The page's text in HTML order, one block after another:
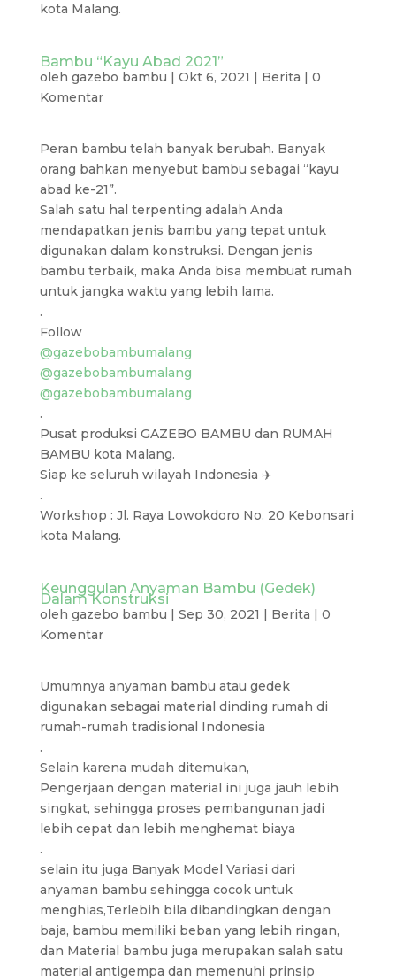
kota Malang.
Bambu “Kayu Abad 2021”
oleh gazebo bambu | Okt 6, 2021 | Berita | 0
Komentar
Peran bambu telah banyak berubah. Banyak
orang bahkan menyebut bambu sebagai “kayu
abad ke-21”.
Salah satu hal terpenting adalah Anda
mendapatkan jenis bambu yang tepat untuk
digunakan dalam konstruksi. Dengan jenis
bambu terbaik, maka Anda bisa membuat rumah
untuk jangka waktu yang lebih lama.
.
Follow
@gazebobambumalang
@gazebobambumalang
@gazebobambumalang
.
Pusat produksi GAZEBO BAMBU dan RUMAH
BAMBU kota Malang.
Siap ke seluruh wilayah Indonesia ✈️
.
Workshop : Jl. Raya Lowokdoro No. 20 Kebonsari
kota Malang.
Keunggulan Anyaman Bambu (Gedek)
Dalam Konstruksi
oleh gazebo bambu | Sep 30, 2021 | Berita | 0
Komentar
Umumnya anyaman bambu atau gedek
digunakan sebagai material dinding rumah di
rumah-rumah tradisional Indonesia
.
Selain karena mudah ditemukan,
Pengerjaan dengan material ini juga jauh lebih
singkat, sehingga proses pembangunan jadi
lebih cepat dan lebih menghemat biaya
.
selain itu juga Banyak Model Variasi dari
anyaman bambu sehingga cocok untuk
menghias,Terlebih bila dibandingkan dengan
baja, bambu memiliki beban yang lebih ringan,
dan Material bambu juga merupakan salah satu
material antigempa dan memenuhi prinsip